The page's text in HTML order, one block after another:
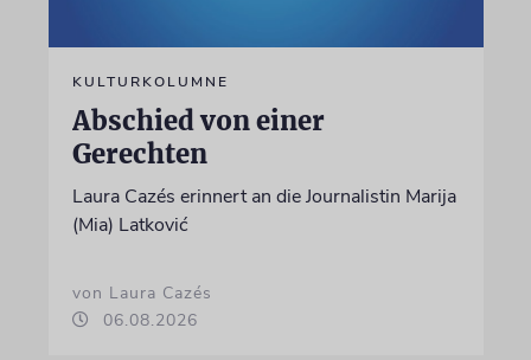
KULTURKOLUMNE
Abschied von einer
Gerechten
Laura Cazés erinnert an die Journalistin Marija
(Mia) Latković
von Laura Cazés
06.08.2026